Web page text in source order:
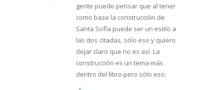
gente puede pensar que al tener
como base la construcción de
Santa Sofía puede ser un estilo a
las dos citadas, sólo eso y quiero
dejar claro que no es así. La
construcción es un tema más
dentro del libro pero sólo eso.